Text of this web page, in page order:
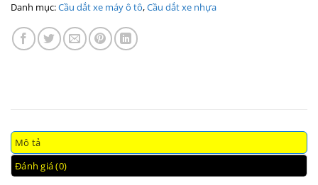
Danh mục:Cầu dắt xe máy ô tô,Cầu dắt xe nhựa
Mô tả
Đánh giá (0)